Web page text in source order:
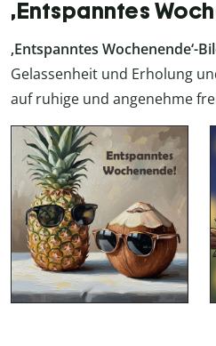
‚Entspanntes
‚Entspanntes Wochenende‘-
Gelassenheit und Erholung
auf ruhige und angenehme